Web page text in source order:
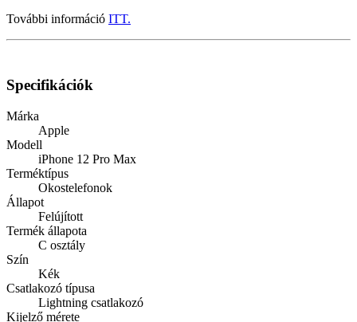
További információ ITT.
Specifikációk
Márka
Apple
Modell
iPhone 12 Pro Max
Terméktípus
Okostelefonok
Állapot
Felújított
Termék állapota
C osztály
Szín
Kék
Csatlakozó típusa
Lightning csatlakozó
Kijelző mérete